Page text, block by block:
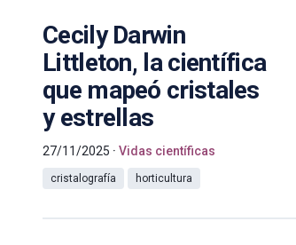
Cecily Darwin
Littleton, la científica
que mapeó cristales
y estrellas
27/11/2025 Vidas científicas
cristalografía horticultura